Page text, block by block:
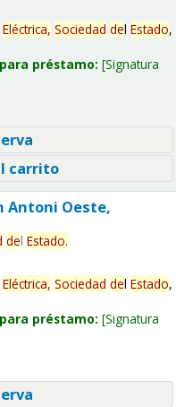
Eléctrica, Sociedad del Estado,
préstamo: Signatura
carrito
Antoni Oeste,
del Estado.
Eléctrica, Sociedad del Estado,
préstamo: Signatura